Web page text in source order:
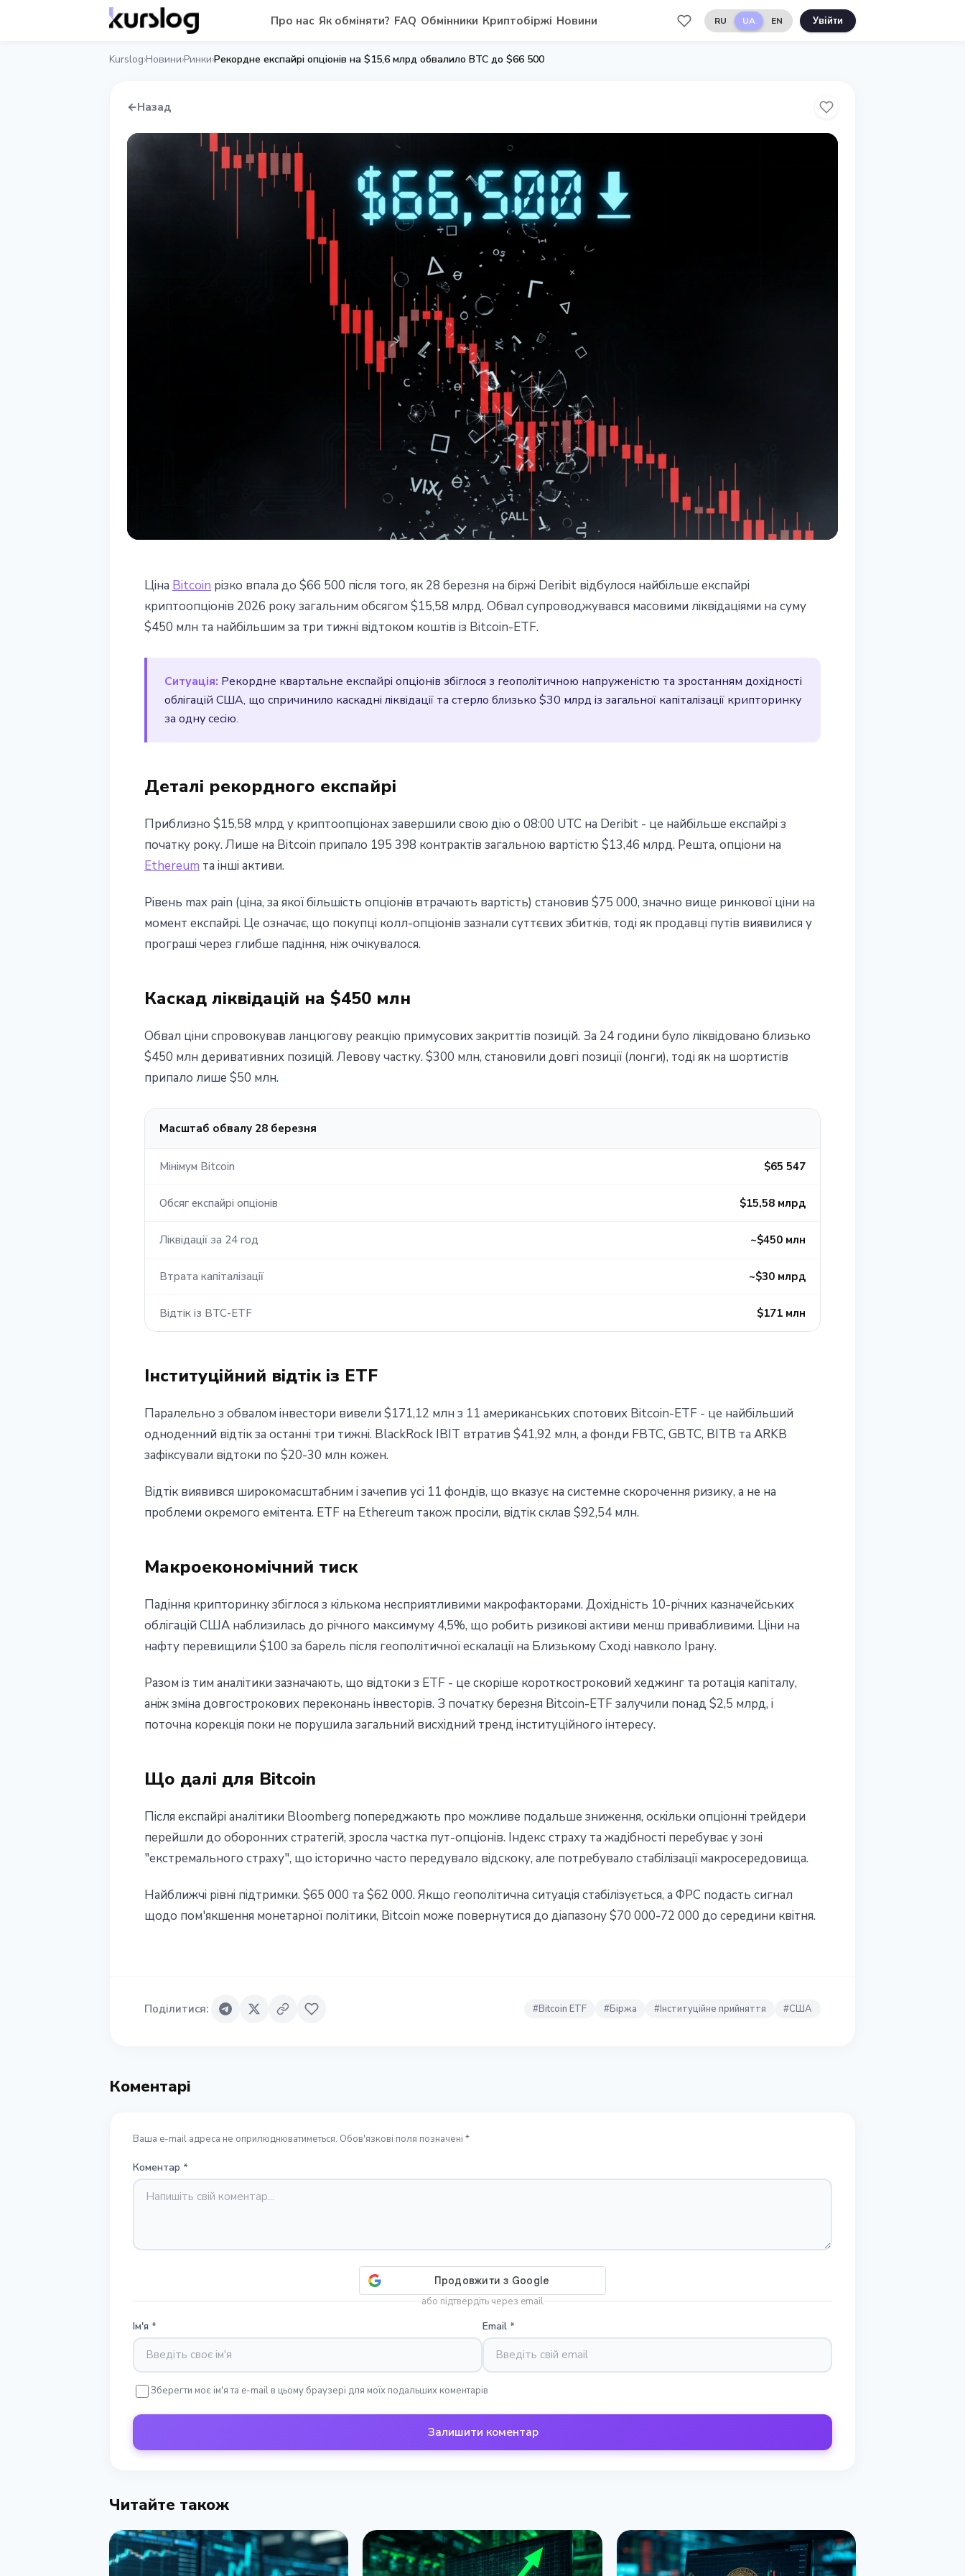
Про нас Як обміняти? FAQ Обмінники Криптобіржі Новини RU UA EN Увійти
Kurslog›Новини›Ринки›Рекордне експайрі опціонів на $15,6 млрд обвалило BTC до $66 500
←Назад
Рекордне експайрі на $15,6 млрд обвалило
BTC до $66 500 - ліквідовано $450 млн
Наталія Дорофєєва
Ціна Bitcoin різко впала до $66 500 після того, як 28 березня на біржі Deribit відбулося найбільше експайрі
криптоопціонів 2026 року загальним обсягом $15,58 млрд. Обвал супроводжувався масовими ліквідаціями на суму
$450 млн та найбільшим за три тижні відтоком коштів із Bitcoin-ETF.
Ситуація: Рекордне квартальне експайрі опціонів збіглося з геополітичною напруженістю та зростанням дохідності
облігацій США, що спричинило каскадні ліквідації та стерло близько $30 млрд із загальної капіталізації крипторинку
за одну сесію.
Деталі рекордного експайрі
Приблизно $15,58 млрд у криптоопціонах завершили свою дію о 08:00 UTC на Deribit - це найбільше експайрі з
початку року. Лише на Bitcoin припало 195 398 контрактів загальною вартістю $13,46 млрд. Решта, опціони на
Ethereum та інші активи.
Рівень max pain (ціна, за якої більшість опціонів втрачають вартість) становив $75 000, значно вище ринкової ціни на
момент експайрі. Це означає, що покупці колл-опціонів зазнали суттєвих збитків, тоді як продавці путів виявилися у
програші через глибше падіння, ніж очікувалося.
Каскад ліквідацій на $450 млн
Обвал ціни спровокував ланцюгову реакцію примусових закриттів позицій. За 24 години було ліквідовано близько
$450 млн деривативних позицій. Левову частку. $300 млн, становили довгі позиції (лонги), тоді як на шортистів
припало лише $50 млн.
Масштаб обвалу 28 березня
Мінімум Bitcoin $65 547
Обсяг експайрі опціонів $15,58 млрд
Ліквідації за 24 год ~$450 млн
Втрата капіталізації ~$30 млрд
Відтік із BTC-ETF $171 млн
Інституційний відтік із ETF
Паралельно з обвалом інвестори вивели $171,12 млн з 11 американських спотових Bitcoin-ETF - це найбільший
одноденний відтік за останні три тижні. BlackRock IBIT втратив $41,92 млн, а фонди FBTC, GBTC, BITB та ARKB
зафіксували відтоки по $20-30 млн кожен.
Відтік виявився широкомасштабним і зачепив усі 11 фондів, що вказує на системне скорочення ризику, а не на
проблеми окремого емітента. ETF на Ethereum також просіли, відтік склав $92,54 млн.
Макроекономічний тиск
Падіння крипторинку збіглося з кількома несприятливими макрофакторами. Дохідність 10-річних казначейських
облігацій США наблизилась до річного максимуму 4,5%, що робить ризикові активи менш привабливими. Ціни на
нафту перевищили $100 за барель після геополітичної ескалації на Близькому Сході навколо Ірану.
Разом із тим аналітики зазначають, що відтоки з ETF - це скоріше короткостроковий хеджинг та ротація капіталу,
аніж зміна довгострокових переконань інвесторів. З початку березня Bitcoin-ETF залучили понад $2,5 млрд, і
поточна корекція поки не порушила загальний висхідний тренд інституційного інтересу.
Що далі для Bitcoin
Після експайрі аналітики Bloomberg попереджають про можливе подальше зниження, оскільки опціонні трейдери
перейшли до оборонних стратегій, зросла частка пут-опціонів. Індекс страху та жадібності перебуває у зоні
"екстремального страху", що історично часто передувало відскоку, але потребувало стабілізації макросередовища.
Найближчі рівні підтримки. $65 000 та $62 000. Якщо геополітична ситуація стабілізується, а ФРС подасть сигнал
щодо пом'якшення монетарної політики, Bitcoin може повернутися до діапазону $70 000-72 000 до середини квітня.
Поділитися: #Bitcoin ETF #Біржа #Інституційне прийняття #США
Коментарі
Ваша e-mail адреса не оприлюднюватиметься. Обов'язкові поля позначені *
Коментар *
або підтвердіть через email
Ім'я * Email *
Зберегти моє ім'я та e-mail в цьому браузері для моїх подальших коментарів
Залишити коментар
Читайте також